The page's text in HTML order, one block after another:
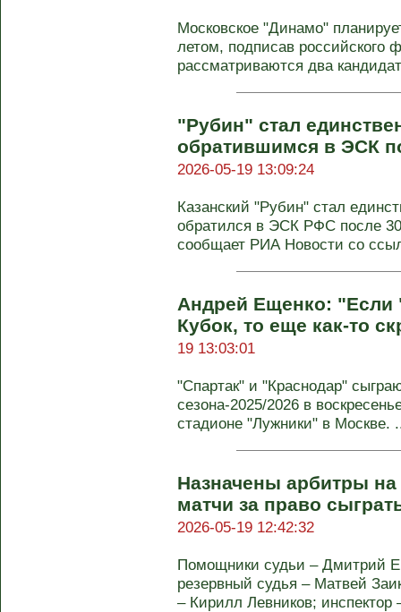
Московское "Динамо"
летом, подписав
рассматриваются два
"Рубин" стал
обратившимся в ЭСК
2026-05-19 13:09:24
Казанский "Рубин" стал
обратился в ЭСК РФС после
сообщает РИА Новости со
Андрей Ещенко: "Если
Кубок, то еще как-то
19 13:03:01
"Спартак" и "Краснодар"
сезона-2025/2026 в
стадионе "Лужники" в Москве.
Назначены арбитры
матчи за право
2026-05-19 12:42:32
Помощники судьи – Дмитрий
резервный судья – Матвей
– Кирилл Левников; инспектор